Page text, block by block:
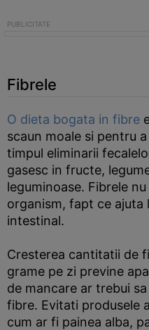
Fibrele
O dieta bogata in fibre
scaun moale si pentru
timpul eliminarii
gasesc in fructe,
leguminoase. Fibrele
organism, fapt ce ajuta
intestinal.
Cresterea cantitatii de
grame pe zi previne
de mancare ar trebui
fibre. Evitati produsele
cum ar fi painea alba,